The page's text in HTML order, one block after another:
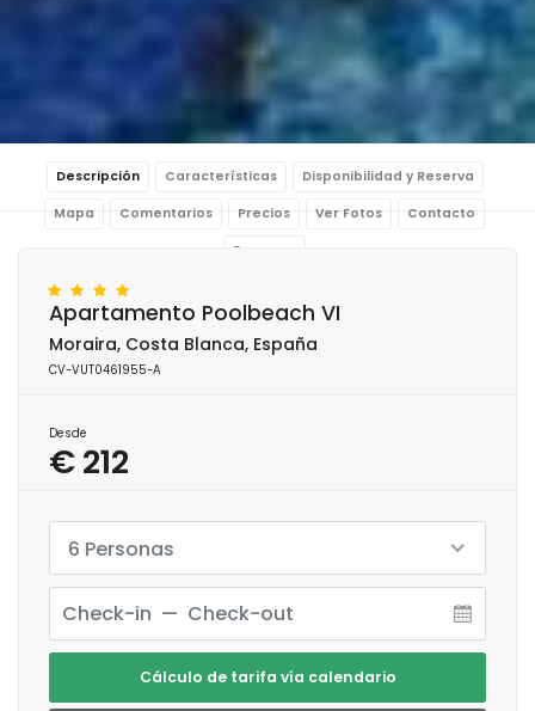
Descripción Características Disponibilidad y Reserva
Mapa Comentarios Precios Ver Fotos Contacto
Reservar
Apartamento Poolbeach VI
Moraira, Costa Blanca, España
CV-VUT0461955-A
Desde
€ 212
6 Personas
Cálculo de tarifa vía calendario